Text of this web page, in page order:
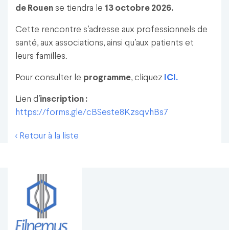
de Rouen se tiendra le 13 octobre 2026.
Cette rencontre s’adresse aux professionnels de
santé, aux associations, ainsi qu’aux patients et
leurs familles.
Pour consulter le programme, cliquez ICI.
Lien d’inscription :
https://forms.gle/cBSeste8KzsqvhBs7
< Retour à la liste